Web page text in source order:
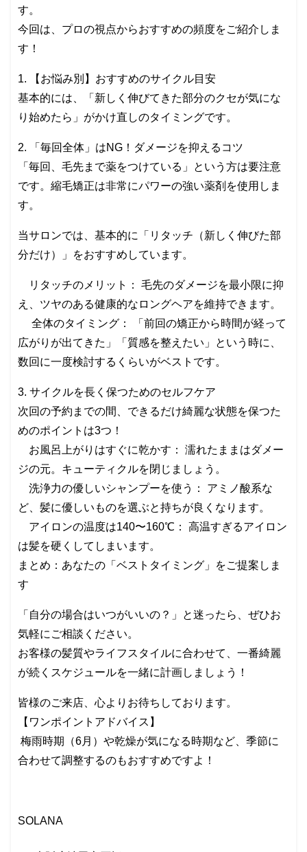
す。
今回は、プロの視点からおすすめの頻度をご紹介しま
す！
1. 【お悩み別】おすすめのサイクル目安
基本的には、「新しく伸びてきた部分のクセが気にな
り始めたら」がかけ直しのタイミングです。
2. 「毎回全体」はNG！ダメージを抑えるコツ
「毎回、毛先まで薬をつけている」という方は要注意
です。縮毛矯正は非常にパワーの強い薬剤を使用しま
す。
当サロンでは、基本的に「リタッチ（新しく伸びた部
分だけ）」をおすすめしています。
リタッチのメリット： 毛先のダメージを最小限に抑
え、ツヤのある健康的なロングヘアを維持できます。
全体のタイミング： 「前回の矯正から時間が経って
広がりが出てきた」「質感を整えたい」という時に、
数回に一度検討するくらいがベストです。
3. サイクルを長く保つためのセルフケア
次回の予約までの間、できるだけ綺麗な状態を保つた
めのポイントは3つ！
お風呂上がりはすぐに乾かす： 濡れたままはダメー
ジの元。キューティクルを閉じましょう。
洗浄力の優しいシャンプーを使う： アミノ酸系な
ど、髪に優しいものを選ぶと持ちが良くなります。
アイロンの温度は140〜160℃： 高温すぎるアイロン
は髪を硬くしてしまいます。
まとめ：あなたの「ベストタイミング」をご提案しま
す
「自分の場合はいつがいいの？」と迷ったら、ぜひお
気軽にご相談ください。
お客様の髪質やライフスタイルに合わせて、一番綺麗
が続くスケジュールを一緒に計画しましょう！
皆様のご来店、心よりお待ちしております。
【ワンポイントアドバイス】
梅雨時期（6月）や乾燥が気になる時期など、季節に
合わせて調整するのもおすすめですよ！
SOLANA